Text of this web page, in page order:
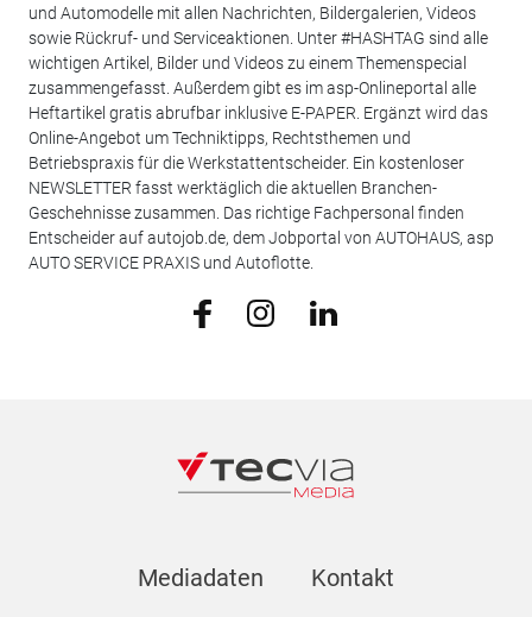
und Automodelle mit allen Nachrichten, Bildergalerien, Videos
sowie Rückruf- und Serviceaktionen. Unter #HASHTAG sind alle
wichtigen Artikel, Bilder und Videos zu einem Themenspecial
zusammengefasst. Außerdem gibt es im asp-Onlineportal alle
Heftartikel gratis abrufbar inklusive E-PAPER. Ergänzt wird das
Online-Angebot um Techniktipps, Rechtsthemen und
Betriebspraxis für die Werkstattentscheider. Ein kostenloser
NEWSLETTER fasst werktäglich die aktuellen Branchen-
Geschehnisse zusammen. Das richtige Fachpersonal finden
Entscheider auf autojob.de, dem Jobportal von AUTOHAUS, asp
AUTO SERVICE PRAXIS und Autoflotte.
Mediadaten Kontakt